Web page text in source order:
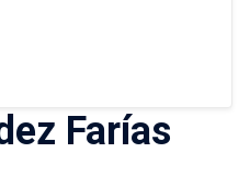
Farías